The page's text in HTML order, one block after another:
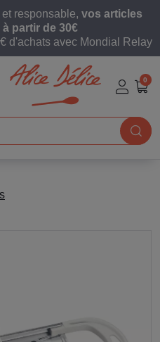
responsable, vos articles
partir de 30€
d'achats avec Mondial Relay
0